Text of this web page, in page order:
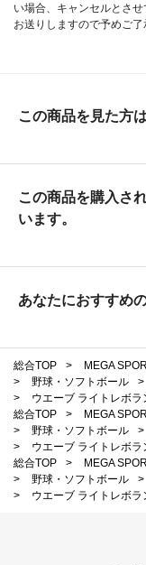
い場合、キャンセルとさ
お送りしますので予めご了
この商品を見た方
この商品を購入さ
います。
あなたにおすすめ
総合TOP > MEGA
>
野球・ソフトボール >
>
ウエーブ ライトレボラ
総合TOP
> MEGA
>
野球・ソフトボール >
>
ウエーブ ライトレボラ
総合TOP
> MEGA
>
野球・ソフトボール >
>
ウエーブ ライトレボラ